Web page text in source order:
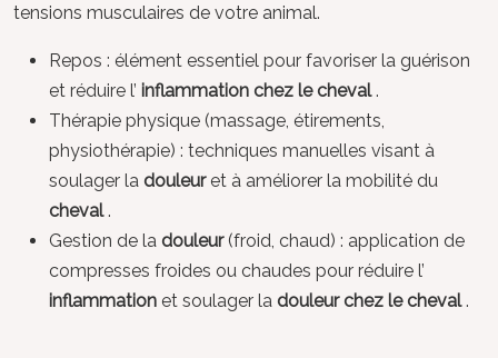
tensions musculaires de votre animal.
Repos : élément essentiel pour favoriser la guérison
et réduire l’ inflammation chez le cheval.
Thérapie physique (massage, étirements,
physiothérapie) : techniques manuelles visant à
soulager la douleuret à améliorer la mobilité du
cheval.
Gestion de la douleur(froid, chaud) : application de
compresses froides ou chaudes pour réduire l’
inflammation et soulager la douleur chez le cheval.